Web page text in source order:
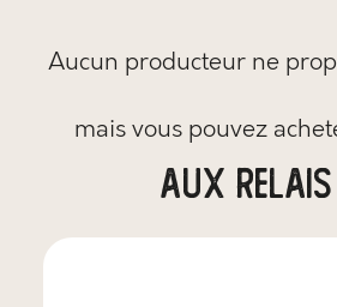
Aucun producteur ne
mais vous pouvez
aux